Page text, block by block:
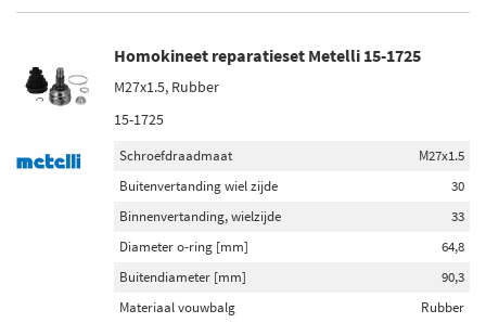
Homokineet reparatieset Metelli 15-1725
M27x1.5, Rubber
15-1725
Schroefdraadmaat
M27x1.5
Buitenvertanding wiel zijde
30
Binnenvertanding, wielzijde
33
Diameter o-ring [mm]
64,8
Buitendiameter [mm]
90,3
Materiaal vouwbalg
Rubber